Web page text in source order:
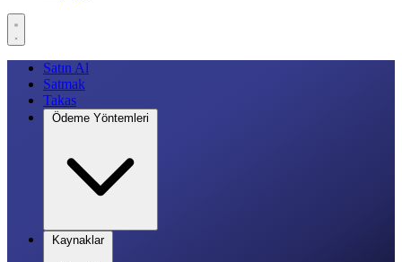
Satın Al
Satmak
Takas
Ödeme Yöntemleri
Kaynaklar